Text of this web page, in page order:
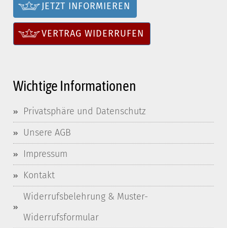
JETZT INFORMIEREN
VERTRAG WIDERRUFEN
Wichtige Informationen
Privatsphäre und Datenschutz
Unsere AGB
Impressum
Kontakt
Widerrufsbelehrung & Muster-
Widerrufsformular